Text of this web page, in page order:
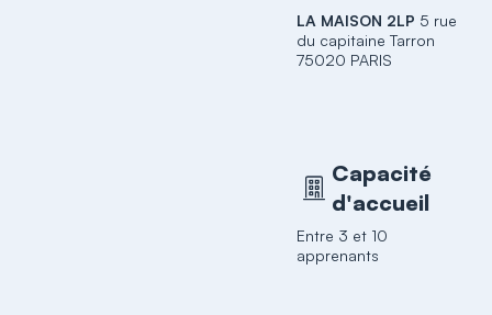
LA MAISON 2LP 5 rue
du capitaine Tarron
75020 PARIS
Capacité
d'accueil
Entre 3 et 10
apprenants